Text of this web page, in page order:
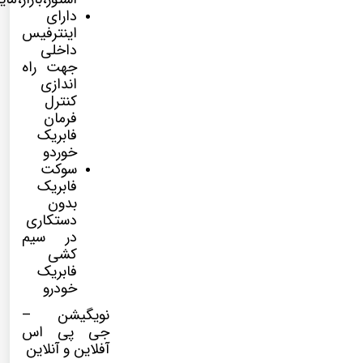
دارای
اینترفیس
داخلی
جهت راه
اندازی
کنترل
فرمان
فابریک
خوردو
سوکت
فابریک
بدون
دستکاری
در سیم
کشی
فابریک
خودرو
نویگیشن –
جی پی اس
آفلاین و آنلاین